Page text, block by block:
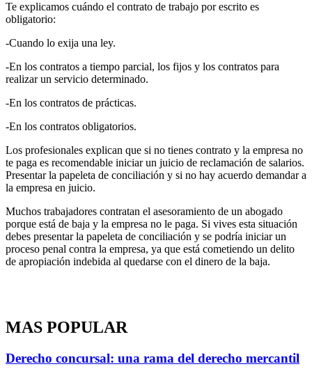
Te explicamos cuándo el contrato de trabajo por escrito es
obligatorio:
-Cuando lo exija una ley.
-En los contratos a tiempo parcial, los fijos y los contratos para
realizar un servicio determinado.
-En los contratos de prácticas.
-En los contratos obligatorios.
Los profesionales explican que si no tienes contrato y la empresa no
te paga es recomendable iniciar un juicio de reclamación de salarios.
Presentar la papeleta de conciliación y si no hay acuerdo demandar a
la empresa en juicio.
Muchos trabajadores contratan el asesoramiento de un abogado
porque está de baja y la empresa no le paga. Si vives esta situación
debes presentar la papeleta de conciliación y se podría iniciar un
proceso penal contra la empresa, ya que está cometiendo un delito
de apropiación indebida al quedarse con el dinero de la baja.
MAS POPULAR
Derecho concursal: una rama del derecho mercantil